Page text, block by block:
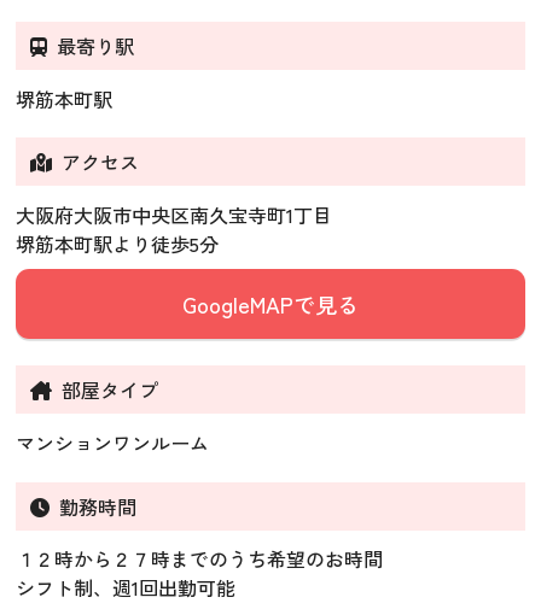
最寄り駅
堺筋本町駅
アクセス
大阪府大阪市中央区南久宝寺町1丁目
堺筋本町駅より徒歩5分
GoogleMAPで見る
部屋タイプ
マンションワンルーム
勤務時間
１２時から２７時までのうち希望のお時間
シフト制、週1回出勤可能